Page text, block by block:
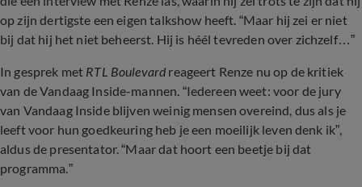
op zijn dertigste een eigen talkshow heeft. “Maar hij zei er niet
bij dat hij het niet beheerst. Hij is héél tevreden over zichzelf…”
In gesprek met RTL Boulevard reageert Renze nu op de kritiek
van de Vandaag Inside-mannen. “Iedereen weet: voor de jury
van Vandaag Inside blijven weinig mensen overeind, dus als je
leeft voor hun goedkeuring heb je een moeilijk leven denk ik”,
aldus de presentator. “Maar dat hoort een beetje bij dat
programma.”